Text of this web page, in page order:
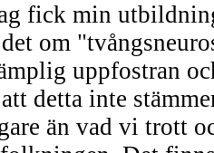
fick min
om
uppfostran
detta inte
än vad vi trott